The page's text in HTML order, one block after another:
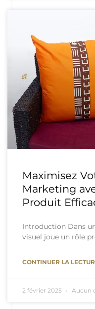
Maximisez
Marketing
Produit
Introduction Dans
visuel joue un rôle
CONTINUER LA
2 février 2025 Aucun